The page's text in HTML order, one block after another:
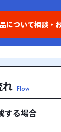
について相談・
れ Flow
する場合